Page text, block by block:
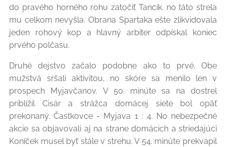
do pravého horného rohu zatočiť Tancík. no táto strela
mu celkom nevyšla. Obrana Spartaka ešte zlikvidovala
jeden rohový kop a hlavný arbiter odpískal koniec
prvého polčasu.
Druhé dejstvo začalo podobne ako to prvé. Obe
mužstvá sršali aktivitou, no skóre sa menilo len v
prospech Myjavčanov. V 50. minúte sa na dostrel
priblížil Cisár a strážca domácej siete bol opäť
prekonaný. Častkovce - Myjava 1 : 4. No nebezpečné
akcie sa objavovali aj na strane domácich a striedajúci
Koníček musel byť stále v strehu. V 54. minúte prekvapil